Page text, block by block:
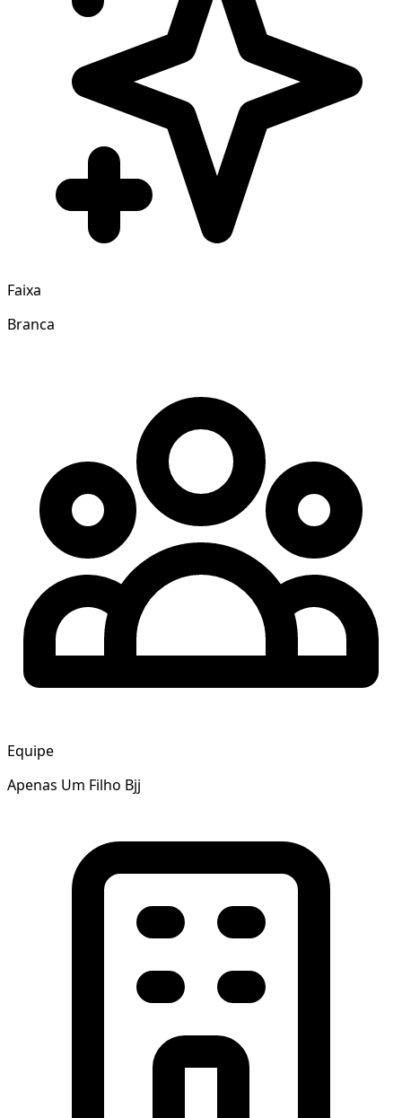
Faixa
Branca
Equipe
Apenas Um Filho Bjj